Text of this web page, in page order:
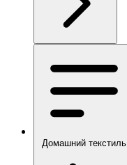
Домашний текстиль